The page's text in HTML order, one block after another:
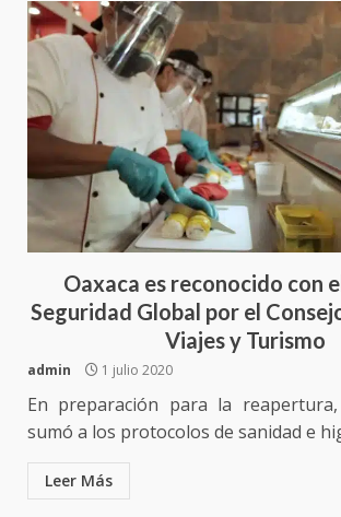
Oaxaca es reconocido con
Seguridad Global por el
Viajes y Turismo
admin 1 julio 2020
En preparación para la
sumó a los protocolos de sanidad e
Leer Más